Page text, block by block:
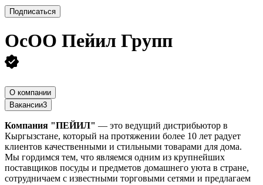
Подписаться
ОсОО Пейил Групп
О компании
Вакансии3
Компания "ПЕЙИЛ" — это ведущий дистрибьютор в
Кыргызстане, который на протяжении более 10 лет радует
клиентов качественными и стильными товарами для дома.
Мы гордимся тем, что являемся одним из крупнейших
поставщиков посуды и предметов домашнего уюта в стране,
сотрудничаем с известными торговыми сетями и предлагаем